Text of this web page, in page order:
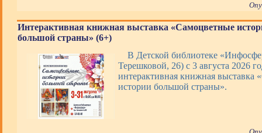
Интерактивная книжная выставка «Самоцветные
большой страны» (6+)
В Детской библиотеке
Терешковой, 26) с 3 августа 2026
интерактивная книжная выставка
истории большой страны».